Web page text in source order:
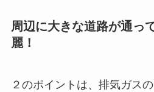
周辺に大きな道路が通っ
麗！
２のポイントは、排気ガス